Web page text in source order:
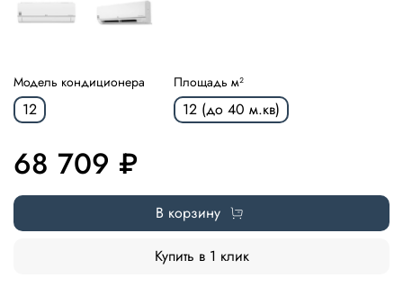
Модель кондиционера
12
Площадь м²
12 (до 40 м.кв)
68 709 ₽
В корзину
Купить в 1 клик